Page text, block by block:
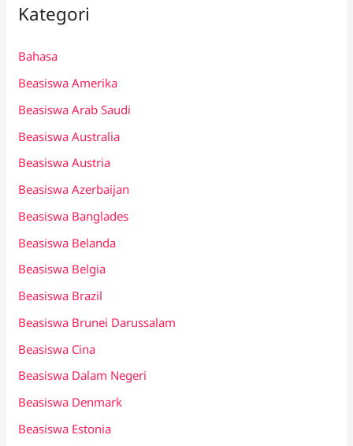
Kategori
Bahasa
Beasiswa Amerika
Beasiswa Arab Saudi
Beasiswa Australia
Beasiswa Austria
Beasiswa Azerbaijan
Beasiswa Banglades
Beasiswa Belanda
Beasiswa Belgia
Beasiswa Brazil
Beasiswa Brunei Darussalam
Beasiswa Cina
Beasiswa Dalam Negeri
Beasiswa Denmark
Beasiswa Estonia